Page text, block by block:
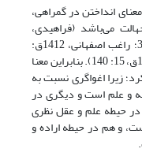
انداختن در گمراهی،
می‌باشد (فراهیدی،
1409ق، 4: 456؛ ابن فارس، 1404ق، 4: 399؛ راغب اصفهانی، 1412ق:
620؛ ابن اثیر، 1367، 3: 397؛ ابن منظور، 1414ق، 15: 140). بنابراین معنا
زیرا اغوا‌گری نسبت به
و علم است و دیگری در
در حیطه علم و عقل نظری
و هم در حیطه اراده و